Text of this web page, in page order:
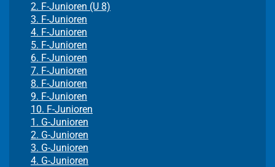
2. F-Junioren (U 8)
3. F-Junioren
4. F-Junioren
5. F-Junioren
6. F-Junioren
7. F-Junioren
8. F-Junioren
9. F-Junioren
10. F-Junioren
1. G-Junioren
2. G-Junioren
3. G-Junioren
4. G-Junioren